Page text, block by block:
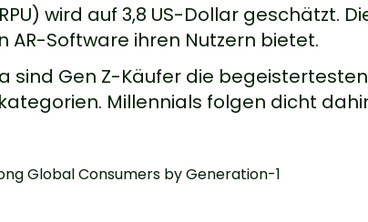
wird auf 3,8 US-Dollar geschätzt.
Software ihren Nutzern bietet.
Gen Z-Käufer die
Millennials folgen dicht